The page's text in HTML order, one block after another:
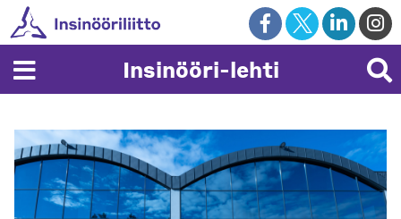
Skip
to
content
Insinööri-lehti